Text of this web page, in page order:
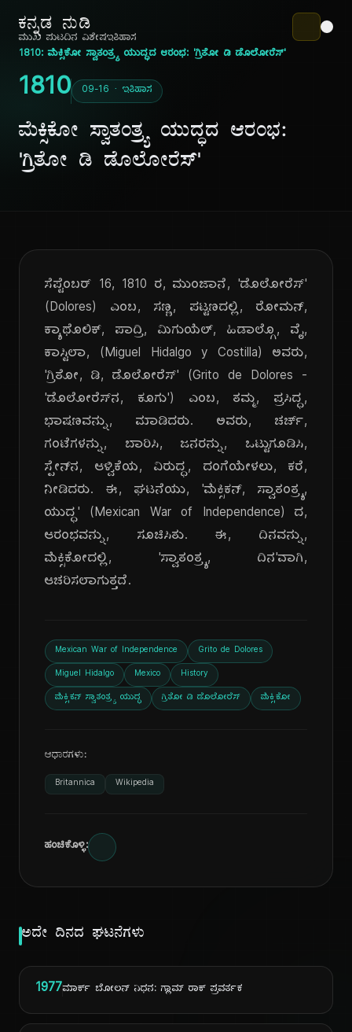
ಕನ್ನಡ ನುಡಿ
ಮುಖ ಪುಟದಿನ ವಿಶೇಷಇತಿಹಾಸ
1810: ಮೆಕ್ಸಿಕೋ ಸ್ವಾತಂತ್ರ್ಯ ಯುದ್ಧದ ಆರಂಭ: 'ಗ್ರಿತೋ ಡಿ ಡೊಲೋರೆಸ್'
1810 09-16 · ಇತಿಹಾಸ
ಮೆಕ್ಸಿಕೋ ಸ್ವಾತಂತ್ರ್ಯ ಯುದ್ಧದ ಆರಂಭ:
'ಗ್ರಿತೋ ಡಿ ಡೊಲೋರೆಸ್'
ಸೆಪ್ಟೆಂಬರ್ 16, 1810 ರ, ಮುಂಜಾನೆ, 'ಡೊಲೋರೆಸ್'
(Dolores) ಎಂಬ, ಸಣ್ಣ, ಪಟ್ಟಣದಲ್ಲಿ, ರೋಮನ್,
ಕ್ಯಾಥೊಲಿಕ್, ಪಾದ್ರಿ, ಮಿಗುಯೆಲ್, ಹಿಡಾಲ್ಗೊ, ವೈ,
ಕಾಸ್ಟಿಲಾ, (Miguel Hidalgo y Costilla) ಅವರು,
'ಗ್ರಿತೋ, ಡಿ, ಡೊಲೋರೆಸ್' (Grito de Dolores -
'ಡೊಲೋರೆಸ್‌ನ, ಕೂಗು') ಎಂಬ, ತಮ್ಮ, ಪ್ರಸಿದ್ಧ,
ಭಾಷಣವನ್ನು, ಮಾಡಿದರು. ಅವರು, ಚರ್ಚ್,
ಗಂಟೆಗಳನ್ನು, ಬಾರಿಸಿ, ಜನರನ್ನು, ಒಟ್ಟುಗೂಡಿಸಿ,
ಸ್ಪೇನ್‌ನ, ಆಳ್ವಿಕೆಯ, ವಿರುದ್ಧ, ದಂಗೆಯೇಳಲು, ಕರೆ,
ನೀಡಿದರು. ಈ, ಘಟನೆಯು, 'ಮೆಕ್ಸಿಕನ್, ಸ್ವಾತಂತ್ರ್ಯ,
ಯುದ್ಧ' (Mexican War of Independence) ದ,
ಆರಂಭವನ್ನು, ಸೂಚಿಸಿತು. ಈ, ದಿನವನ್ನು,
ಮೆಕ್ಸಿಕೋದಲ್ಲಿ, 'ಸ್ವಾತಂತ್ರ್ಯ, ದಿನ'ವಾಗಿ,
ಆಚರಿಸಲಾಗುತ್ತದೆ.
Mexican War of Independence Grito de Dolores
Miguel Hidalgo Mexico History
ಮೆಕ್ಸಿಕನ್ ಸ್ವಾತಂತ್ರ್ಯ ಯುದ್ಧ ಗ್ರಿತೋ ಡಿ ಡೊಲೋರೆಸ್ ಮೆಕ್ಸಿಕೋ
ಆಧಾರಗಳು:
Britannica Wikipedia
ಹಂಚಿಕೊಳ್ಳಿ:
ಅದೇ ದಿನದ ಘಟನೆಗಳು
1977ಮಾರ್ಕ್ ಬೋಲನ್ ನಿಧನ: ಗ್ಲಾಮ್ ರಾಕ್ ಪ್ರವರ್ತಕ